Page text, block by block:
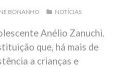
BONANHO NOTÍCIAS
Anélio Zanuchi.
que, há mais de
a crianças e